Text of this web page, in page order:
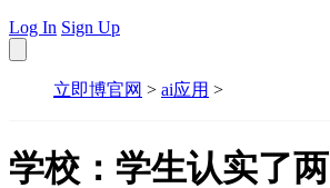
Log In Sign Up
立即博官网 > ai应用 >
学校：学生认实了两